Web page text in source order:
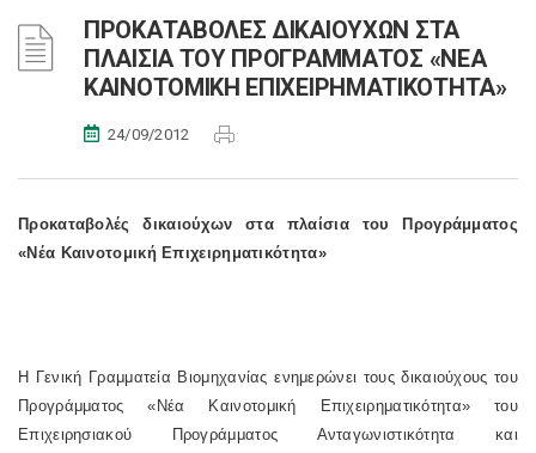
ΠΡΟΚΑΤΑΒΟΛΕΣ ΔΙΚΑΙΟΥΧΩΝ ΣΤΑ
ΠΛΑΙΣΙΑ ΤΟΥ ΠΡΟΓΡΑΜΜΑΤΟΣ «ΝΕΑ
ΚΑΙΝΟΤΟΜΙΚΗ ΕΠΙΧΕΙΡΗΜΑΤΙΚΟΤΗΤΑ»
24/09/2012
Προκαταβολές δικαιούχων στα πλαίσια του Προγράμματος
«Νέα Καινοτομική Επιχειρηματικότητα»
Η Γενική Γραμματεία Βιομηχανίας ενημερώνει τους δικαιούχους του
Προγράμματος «Νέα Καινοτομική Επιχειρηματικότητα» του
Επιχειρησιακού Προγράμματος Ανταγωνιστικότητα και